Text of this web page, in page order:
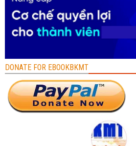
DONATE FOR EBOOKBKMT